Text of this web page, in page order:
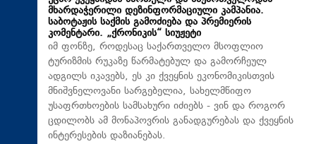
მხარდაჭერილი დეზინფორმაციული კამპანია.
საბოტაჟის საქმის გამოძიება და პრემიერის
კომენტარი. „ქრონიკის“ სიუჟეტი
იმ ფონზე, როდესაც საქართველო მსოფლიო
ტურიზმის რუკაზე წარმატებულ და გამორჩეულ
ადგილს იკავებს, ეს კი ქვეყნის ეკონომიკისთვის
მნიშვნელოვანი სარგებელია, სახელმწიფო
უსაფრთხოების სამსახური იძიებს - ვინ და როგორ
ცდილობს ამ მონაპოვრის განადგურებას და ქვეყნის
ინტერესების დაზიანებას.